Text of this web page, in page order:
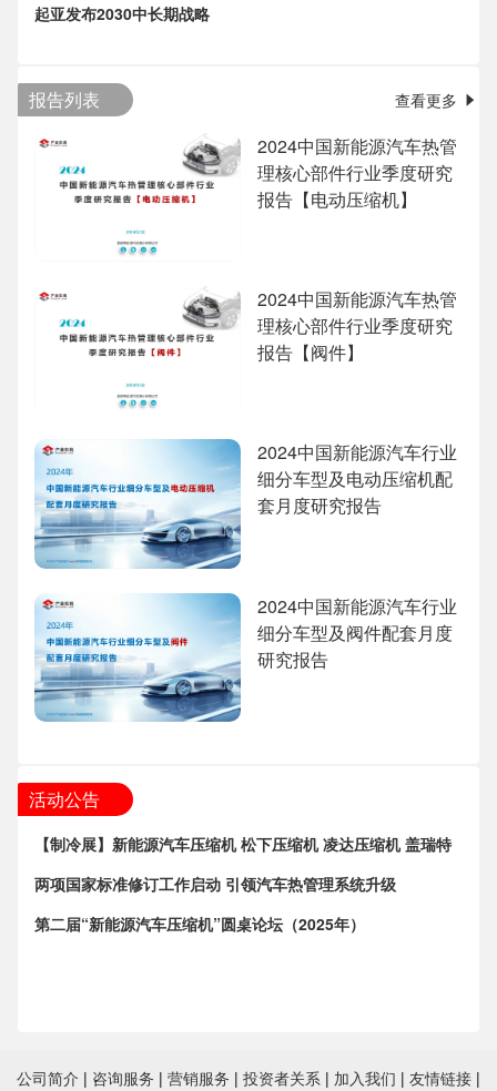
起亚发布2030中长期战略
报告列表 查看更多
2024中国新能源汽车热管
理核心部件行业季度研究
报告【电动压缩机】
2024中国新能源汽车热管
理核心部件行业季度研究
报告【阀件】
2024中国新能源汽车行业
细分车型及电动压缩机配
套月度研究报告
2024中国新能源汽车行业
细分车型及阀件配套月度
研究报告
活动公告
【制冷展】新能源汽车压缩机 松下压缩机 凌达压缩机 盖瑞特
两项国家标准修订工作启动 引领汽车热管理系统升级
第二届“新能源汽车压缩机”圆桌论坛（2025年）
公司简介 | 咨询服务 | 营销服务 | 投资者关系 | 加入我们 | 友情链接 |